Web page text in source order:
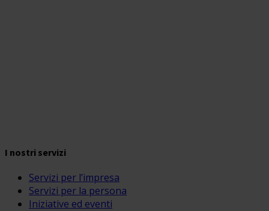
I nostri servizi
Servizi per l’impresa
Servizi per la persona
Iniziative ed eventi